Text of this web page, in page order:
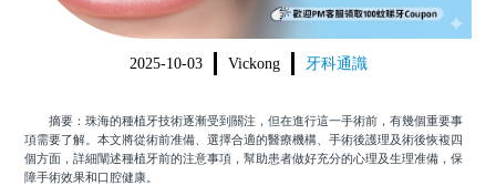
根管收費
美學收費
箍牙收費
門診時間
2025-10-03 Vickong 牙科通識
摘要：珠海的種植牙技術逐漸受到關注，但在進行這一手術前，有幾個重要事
項需要了解。本文將從術前准備、選擇合適的醫療機構、手術後護理及術後恢複四
個方面，詳細闡述種植牙前的注意事項，幫助患者做好充分的心理及生理准備，保
障手術效果和口腔健康。